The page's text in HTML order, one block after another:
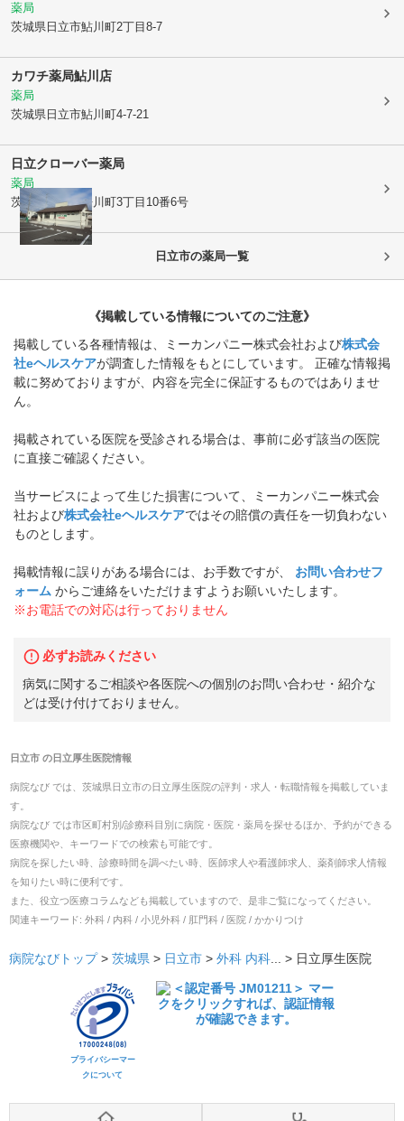
薬局
茨城県日立市鮎川町2丁目8-7
カワチ薬局鮎川店
薬局
茨城県日立市鮎川町4-7-21
日立クローバー薬局
薬局
茨城県日立市桜川町3丁目10番6号
日立市の薬局一覧
《掲載している情報についてのご注意》
掲載している各種情報は、ミーカンパニー株式会社および株式会
社eヘルスケアが調査した情報をもとにしています。 正確な情報掲
載に努めておりますが、内容を完全に保証するものではありませ
ん。
掲載されている医院を受診される場合は、事前に必ず該当の医院
に直接ご確認ください。
当サービスによって生じた損害について、ミーカンパニー株式会
社および株式会社eヘルスケアではその賠償の責任を一切負わない
ものとします。
掲載情報に誤りがある場合には、お手数ですが、
お問い合わせフ
ォーム からご連絡をいただけますようお願いいたします。
※お電話での対応は行っておりません
必ずお読みください
病気に関するご相談や各医院への個別のお問い合わせ・紹介な
どは受け付けておりません。
日立市の日立厚生医院情報
病院なび では、 茨城県 日立市の日立厚生医院の評判・求人・転職情報を掲載していま
す。
病院なび では市区町村別/診療科目別に病院・医院・薬局を探せるほか、予約ができる
医療機関や、キーワードでの検索も可能です。
病院を探したい時、診療時間を調べたい時、医師求人や看護師求人、薬剤師求人情報
を知りたい時に便利です。
また、役立つ医療コラムなども掲載していますので、是非ご覧になってください。
関連キーワード: 外科 / 内科 / 小児外科 / 肛門科 / 医院 / かかりつけ
病院なびトップ > 茨城県 > 日立市 > 外科 内科 ... > 日立厚生医院
プライバシーマー
クについて